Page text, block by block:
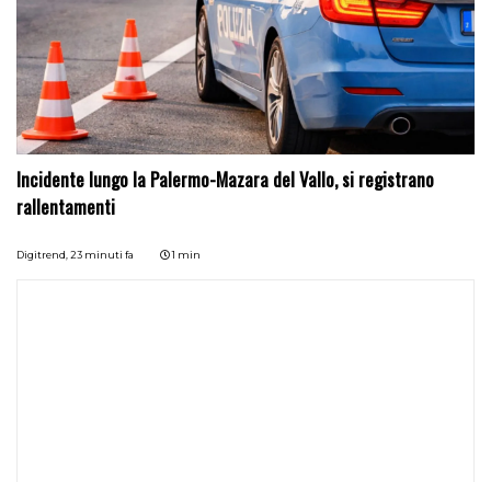
Incidente lungo la Palermo-Mazara del Vallo, si registrano
rallentamenti
Digitrend,23 minuti fa 1 min